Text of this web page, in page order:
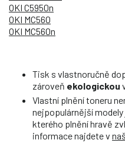
OKI C5950n
OKI MC560
OKI MC560n
Tisk s vlastnoručně
zároveň ekologickou
Vlastní plnění toneru
nejpopulárnější
kterého plnění hravě
informace najdete v